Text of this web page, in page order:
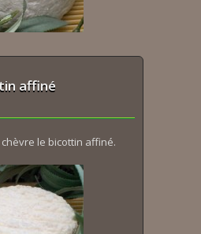
affiné
le bicottin affiné.